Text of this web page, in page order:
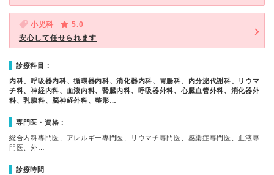
小児科
5.0
安心して任せられます
診療科目：
内科、呼吸器内科、循環器内科、消化器内科、胃腸科、内分泌代謝科、リウマ
チ科、神経内科、血液内科、腎臓内科、呼吸器外科、心臓血管外科、消化器外
科、乳腺科、脳神経外科、整形…
専門医・資格：
総合内科専門医、アレルギー専門医、リウマチ専門医、感染症専門医、血液専
門医、外…
診療時間